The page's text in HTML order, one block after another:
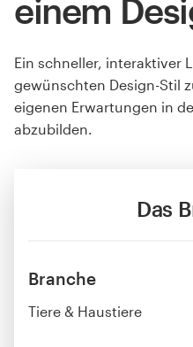
Das
Branche
Tiere & Haustiere
einem
Ein schneller, interaktiver
gewünschten Design-Stil
eigenen Erwartungen in
abzubilden.